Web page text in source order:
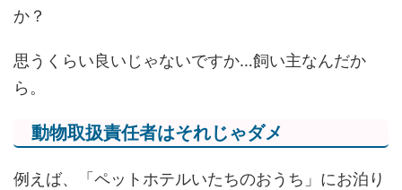
か？
思うくらい良いじゃないですか…飼い主なんだか
ら。
動物取扱責任者はそれじゃダメ
例えば、「ペットホテルいたちのおうち」にお泊り